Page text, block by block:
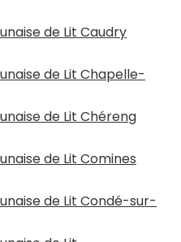
de Lit Caudry
de Lit Chapelle-
de Lit Chéreng
de Lit Comines
de Lit Condé-sur-